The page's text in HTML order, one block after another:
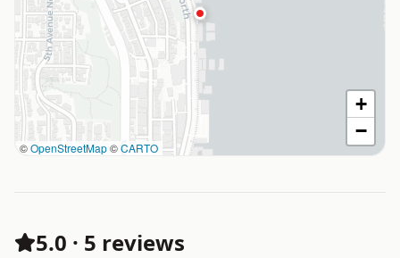
©OpenStreetMap©CARTO
+
−
5.0 · 5 reviews